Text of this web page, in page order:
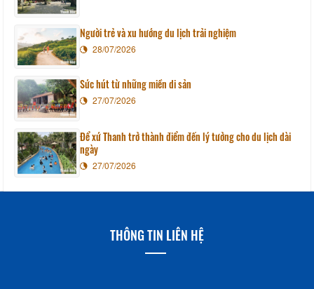
Người trẻ và xu hướng du lịch trải nghiệm
28/07/2026
Sức hút từ những miền di sản
27/07/2026
Để xứ Thanh trở thành điểm đến lý tưởng cho du lịch dài
ngày
27/07/2026
THÔNG TIN LIÊN HỆ